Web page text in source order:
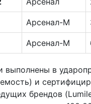
Арсенал-М
Арсенал-М
выполнены в
и
брендов